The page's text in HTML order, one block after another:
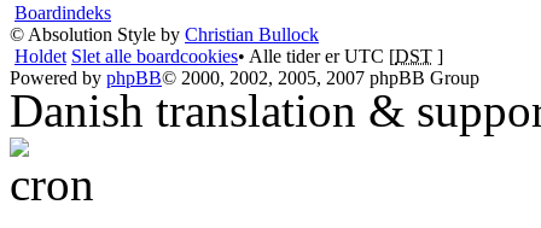
Boardindeks
© Absolution Style by Christian Bullock
Holdet Slet alle boardcookies• Alle tider er UTC [DST ]
Powered by phpBB© 2000, 2002, 2005, 2007 phpBB Group
Danish translation &